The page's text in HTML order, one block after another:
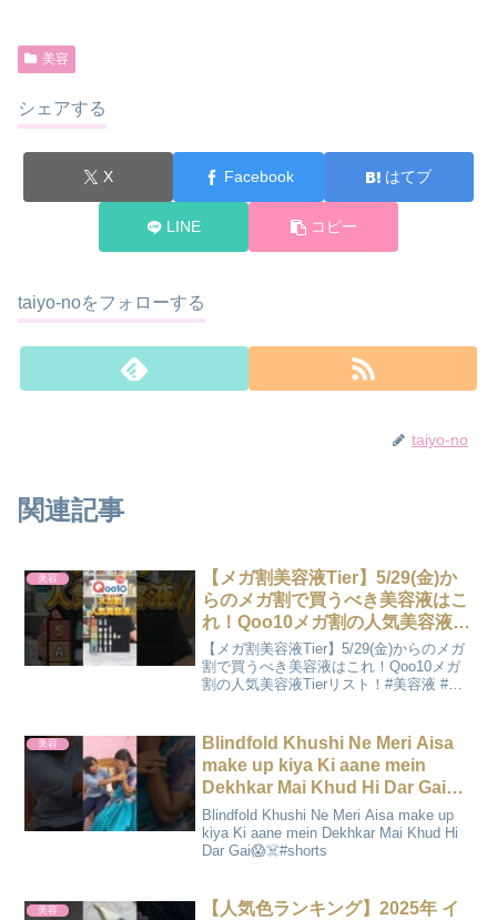
美容
シェアする
X Facebook はてブ
LINE コピー
taiyo-noをフォローする
taiyo-no
関連記事
美容
【メガ割美容液Tier】5/29(金)か
らのメガ割で買うべき美容液はこ
れ！Qoo10メガ割の人気美容液
Tierリスト！#美容液 #おすすめ美
容液 #qoo10 #メガ割 #メガ割お
すすめ
【メガ割美容液Tier】5/29(金)からのメガ
割で買うべき美容液はこれ！Qoo10メガ
割の人気美容液Tierリスト！#美容液 #お
美容
Blindfold Khushi Ne Meri Aisa ￼
make up kiya Ki aane mein
Dekhkar Mai Khud Hi Dar Gai￼￼￼😱
☠️#shorts
Blindfold Khushi Ne Meri Aisa make up
kiya Ki aane mein Dekhkar Mai Khud Hi
Dar Gai😱☠️#shorts
美容
【人気色ランキング】2025年 イ